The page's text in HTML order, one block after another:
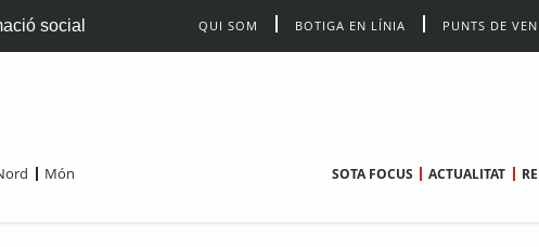
social QUI SOM BOTIGA EN LÍNIA PUNTS DE
Món SOTA FOCUS ACTUALITAT